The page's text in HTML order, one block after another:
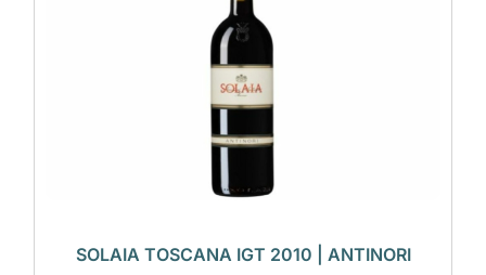
SOLAIA TOSCANA IGT 2010 | ANTINORI